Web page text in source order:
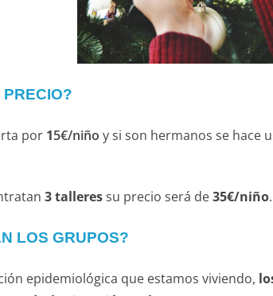
por 15€/niño y si son hermanos se hace
3 talleressu precio será de35€/niño.
LOS GRUPOS?
epidemiológica que estamos viviendo,